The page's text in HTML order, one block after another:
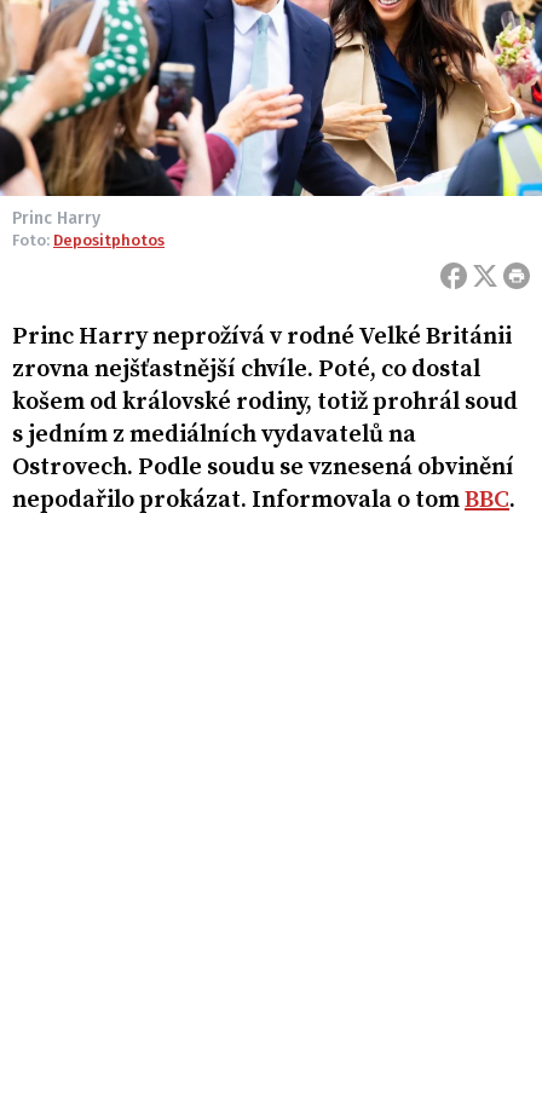
Princ Harry
Foto: Depositphotos
Princ Harry neprožívá v rodné Velké Británii
zrovna nejšťastnější chvíle. Poté, co dostal
košem od královské rodiny, totiž prohrál soud
s jedním z mediálních vydavatelů na
Ostrovech. Podle soudu se vznesená obvinění
nepodařilo prokázat. Informovala o tomBBC.